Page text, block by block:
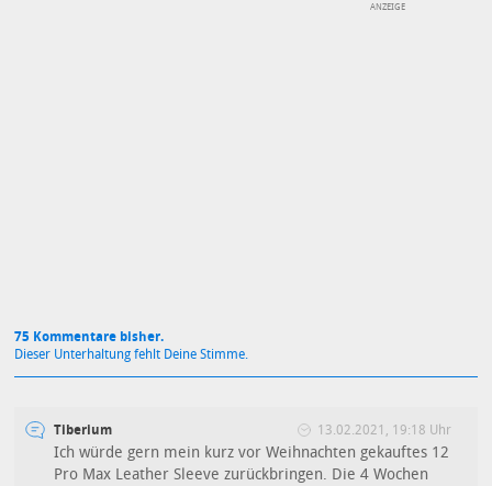
75 Kommentare bisher.
Dieser Unterhaltung fehlt Deine Stimme.
Tiberium 13.02.2021, 19:18 Uhr
Ich würde gern mein kurz vor Weihnachten gekauftes 12
Pro Max Leather Sleeve zurückbringen. Die 4 Wochen